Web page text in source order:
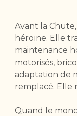
Avant la
héroïne. Elle
maintenance
motorisés,
adaptation de
remplacé. Elle
Quand le